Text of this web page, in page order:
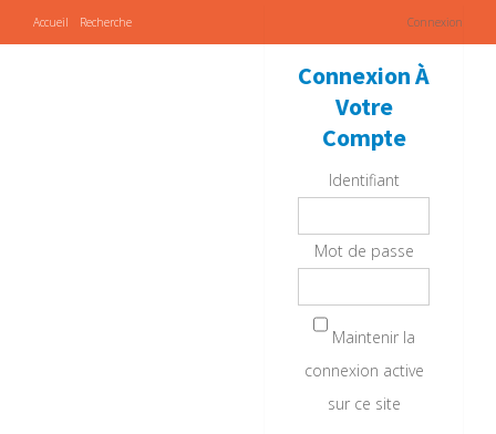
Accueil Recherche Connexion
Connexion À
Votre
Compte
Identifiant
Mot de passe
Maintenir la
connexion active
sur ce site